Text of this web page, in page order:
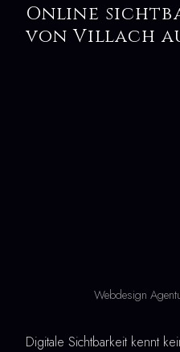
Online
von Villach
Webdesign
Digitale Sichtbarkeit kennt